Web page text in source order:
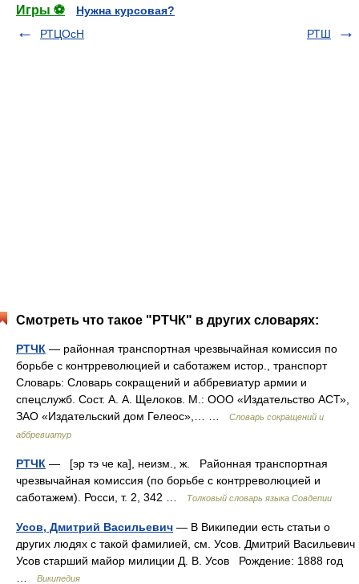
Игры ⚽
Нужна курсовая?
РТЦОсН
РТШ
Смотреть что такое "РТЧК" в других словарях:
РТЧК — районная транспортная чрезвычайная комиссия по
борьбе с контрреволюцией и саботажем истор., транспорт
Словарь: Словарь сокращений и аббревиатур армии и
спецслужб. Сост. А. А. Щелоков. М.: ООО «Издательство АСТ»,
ЗАО «Издательский дом Гелеос»,… …
Словарь сокращений и
аббревиатур
РТЧК — [эр тэ че ка], неизм., ж. Районная транспортная
чрезвычайная комиссия (по борьбе с контрреволюцией и
саботажем). Росси, т. 2, 342 …
Толковый словарь языка Совдепии
Усов, Дмитрий Васильевич — В Википедии есть статьи о
других людях с такой фамилией, см. Усов. Дмитрий Васильевич
Усов старший майор милиции Д. В. Усов Рождение: 1888 год
Википедия